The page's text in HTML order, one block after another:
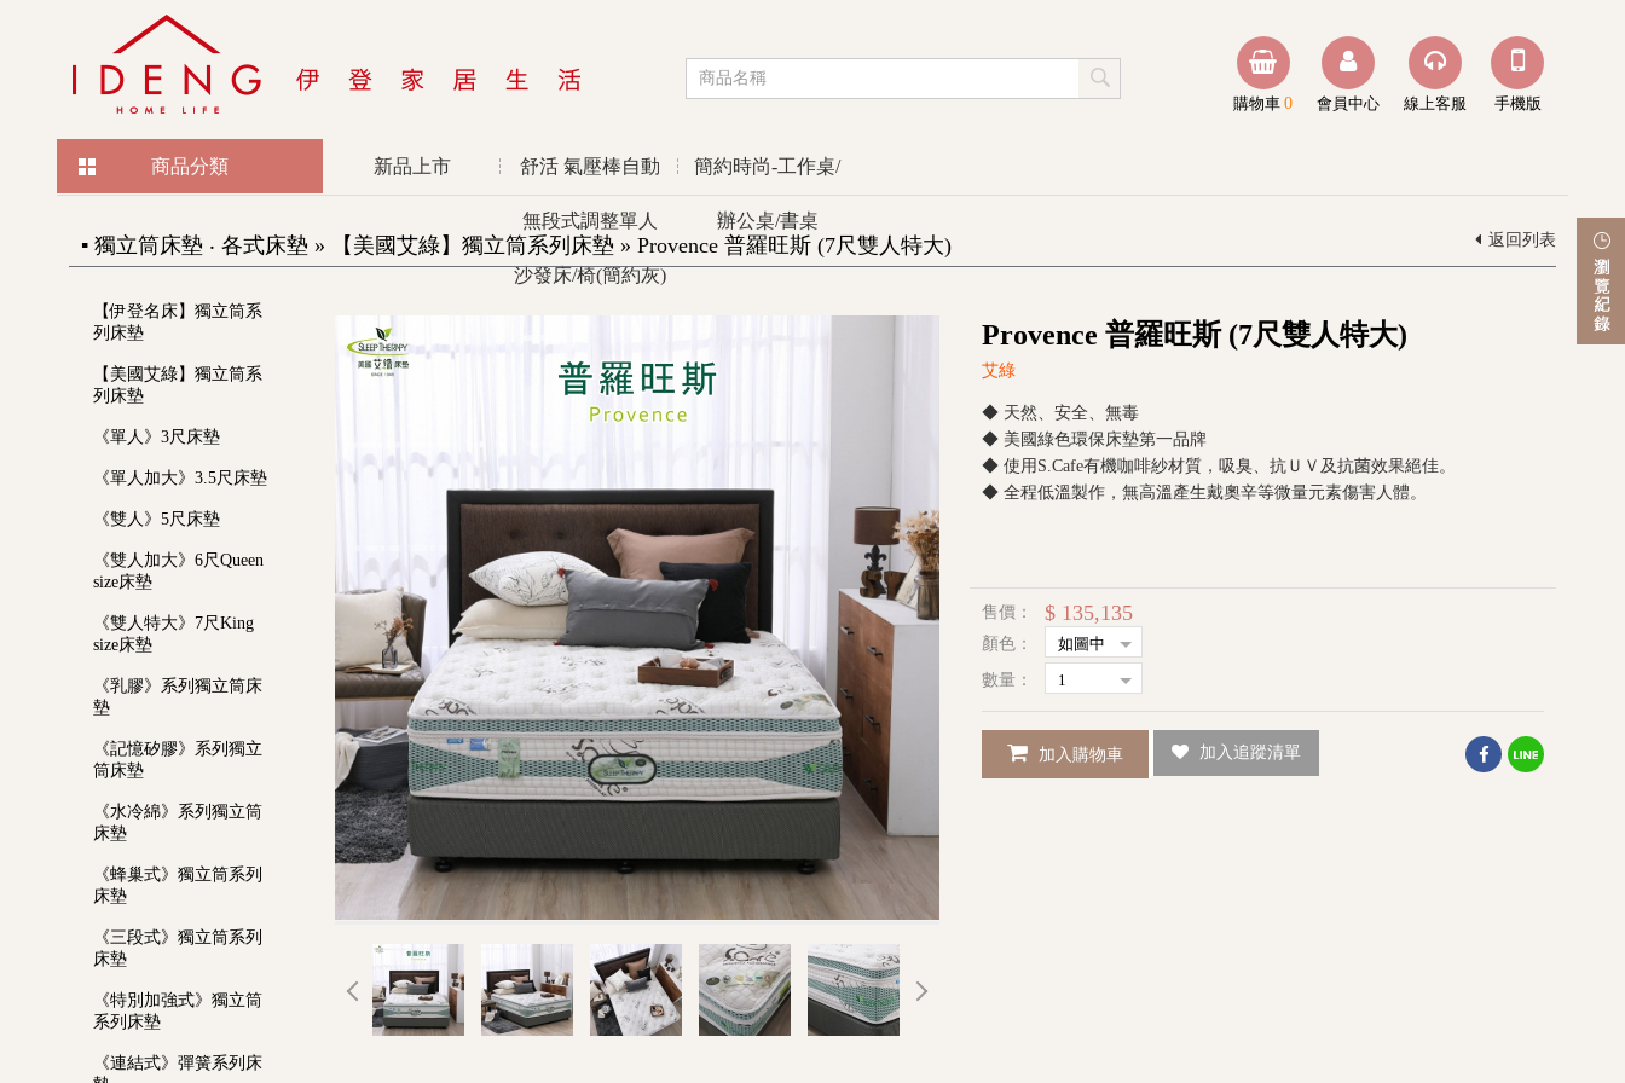
手機版
線上客服
會員中心
購物車 0
商品分類 新品上市 舒活 氣壓棒自動
無段式調整單人
沙發床/椅(簡約灰)
簡約時尚-工作桌/
辦公桌/書桌
▪ 獨立筒床墊 ‧ 各式床墊 » 【美國艾綠】獨立筒系列床墊 » Provence 普羅旺斯 (7尺雙人特大) 返回列表
【伊登名床】獨立筒系
列床墊
【美國艾綠】獨立筒系
列床墊
《單人》3尺床墊
《單人加大》3.5尺床墊
《雙人》5尺床墊
《雙人加大》6尺Queen
size床墊
《雙人特大》7尺King
size床墊
《乳膠》系列獨立筒床
墊
《記憶矽膠》系列獨立
筒床墊
《水冷綿》系列獨立筒
床墊
《蜂巢式》獨立筒系列
床墊
《三段式》獨立筒系列
床墊
《特別加強式》獨立筒
系列床墊
《連結式》彈簧系列床
Provence 普羅旺斯 (7尺雙人特大)
艾綠
◆ 天然、安全、無毒
◆ 美國綠色環保床墊第一品牌
◆ 使用S.Cafe有機咖啡紗材質，吸臭、抗ＵＶ及抗菌效果絕佳。
◆ 全程低溫製作，無高溫產生戴奧辛等微量元素傷害人體。
售價： $ 135,135
顏色：
數量：
加入購物車 加入追蹤清單